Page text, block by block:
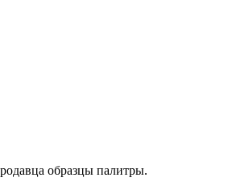
образцы палитры.